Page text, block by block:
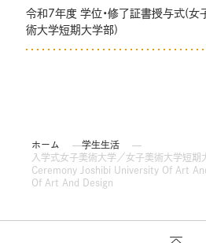
令和7年度 学位・修了証書授与式(女
術大学短期大学部)
ホーム
学生生活
入学式女子美術大学／女子美術大学短
Ceremony Joshibi University Of Art
Of Art And Design